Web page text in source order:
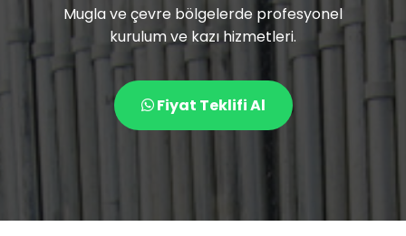
Mugla ve çevre bölgelerde profesyonel
kurulum ve kazı hizmetleri.
Fiyat Teklifi Al